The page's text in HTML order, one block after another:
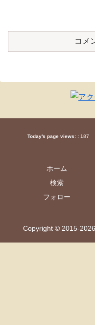
コメ
Today's page views: : 187
ホーム
検索
フォロー
Copyright © 2015-